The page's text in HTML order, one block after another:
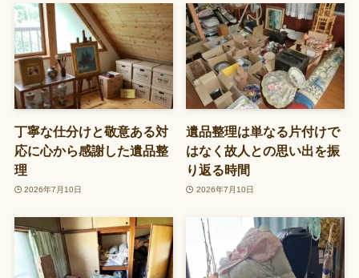
丁寧な仕分けと敬意ある対
応に心から感謝した遺品整
理
2026年7月10日
遺品整理は単なる片付けで
はなく故人との思い出を振
り返る時間
2026年7月10日